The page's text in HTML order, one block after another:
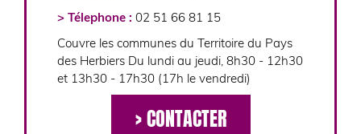
> Télephone : 02 51 66 81 15
Couvre les communes du Territoire du Pays
des Herbiers Du lundi au jeudi, 8h30 - 12h30
et 13h30 - 17h30 (17h le vendredi)
> CONTACTER